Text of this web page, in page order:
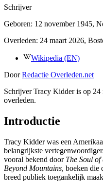
Schrijver
Geboren: 12 november 1945,
Overleden: 24 maart 2026,
Wikipedia (EN)
Door Redactie Overleden.net
Schrijver Tracy Kidder is op
overleden.
Introductie
Tracy Kidder was een
belangrijkste
vooral bekend door The Soul
Beyond Mountains, boeken die
breed publiek toegankelijk